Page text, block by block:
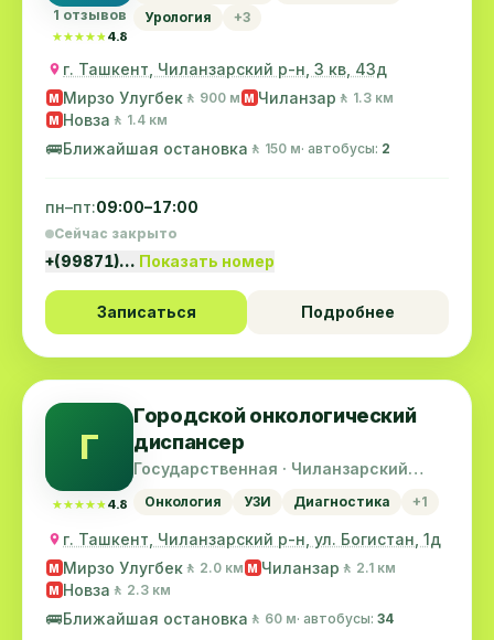
1 отзывов
★★★★★
★★★★★ 4.8
Урология
+3
г. Ташкент, Чиланзарский р-н, 3 кв, 43д
M Мирзо Улугбек 🚶 900 м M Чиланзар 🚶 1.3 км
M Новза 🚶 1.4 км
🚌Ближайшая остановка 🚶 150 м· автобусы: 2
пн–пт:09:00–17:00
Сейчас закрыто
+(99871)… Показать номер
Записаться Подробнее
Г
★★★★★
★★★★★ 4.8
Городской онкологический
диспансер
Государственная · Чиланзарский
Онкология УЗИ Диагностика +1
г. Ташкент, Чиланзарский р-н, ул. Богистан, 1д
M Мирзо Улугбек 🚶 2.0 км M Чиланзар 🚶 2.1 км
M Новза 🚶 2.3 км
🚌Ближайшая остановка 🚶 60 м· автобусы: 34